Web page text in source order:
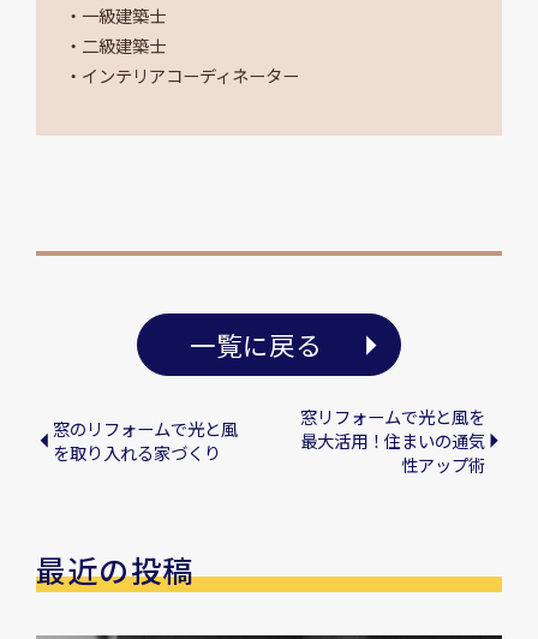
・一級建築士
・二級建築士
・インテリアコーディネーター
一覧に戻る
窓のリフォームで光と風
を取り入れる家づくり
窓リフォームで光と風を
最大活用！住まいの通気
性アップ術
最近の投稿